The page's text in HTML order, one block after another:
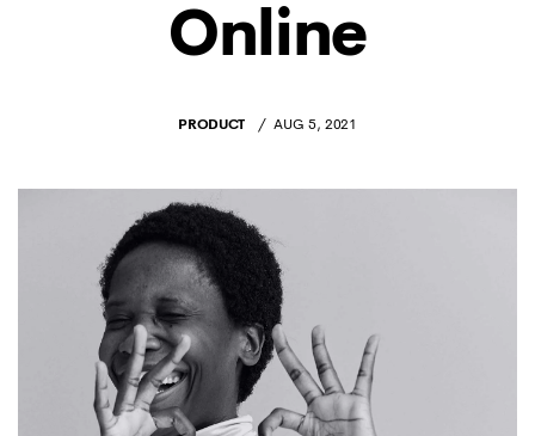
Online
PRODUCT AUG 5, 2021